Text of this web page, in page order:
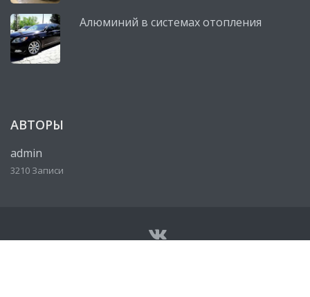
Алюминий в системах отопления
АВТОРЫ
admin
3210 Записи